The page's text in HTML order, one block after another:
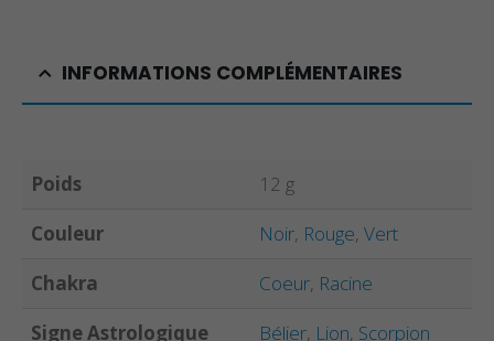
INFORMATIONS COMPLÉMENTAIRES
Poids
12 g
Couleur
Noir, Rouge, Vert
Chakra
Coeur, Racine
Signe Astrologique
Bélier, Lion, Scorpion